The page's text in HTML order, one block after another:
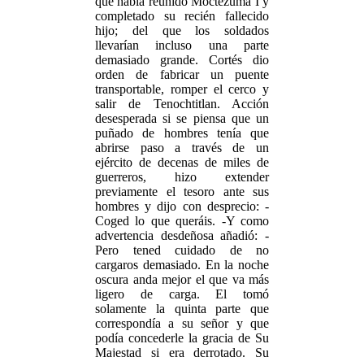
completado su recién fallecido
hijo; del que los soldados
llevarían incluso una parte
demasiado grande. Cortés dio
orden de fabricar un puente
transportable, romper el cerco y
salir de Tenochtitlan. Acción
desesperada si se piensa que un
puñado de hombres tenía que
abrirse paso a través de un
ejército de decenas de miles de
guerreros, hizo extender
previamente el tesoro ante sus
hombres y dijo con desprecio: -
Coged lo que queráis. -Y como
advertencia desdeñosa añadió: -
Pero tened cuidado de no
cargaros demasiado. En la noche
oscura anda mejor el que va más
ligero de carga. El tomó
solamente la quinta parte que
correspondía a su señor y que
podía concederle la gracia de Su
Majestad si era derrotado. Su